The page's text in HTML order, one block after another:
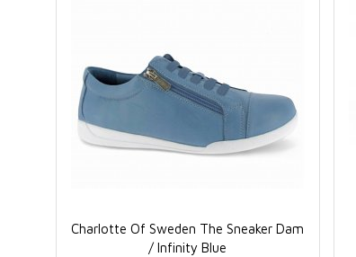
Charlotte Of Sweden The Sneaker Dam
/ Infinity Blue